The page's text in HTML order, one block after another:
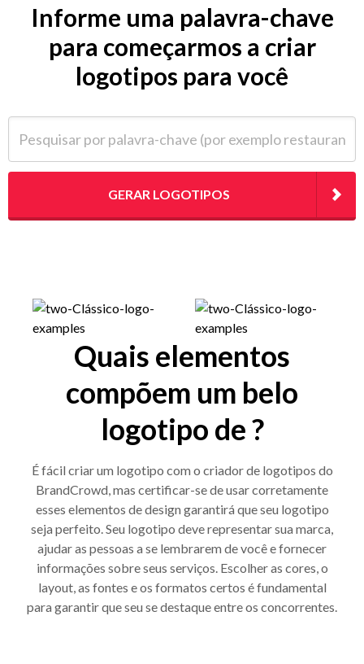
Informe uma palavra-chave
para começarmos a criar
logotipos para você
GERAR LOGOTIPOS
Quais elementos
compõem um belo
logotipo de ?
É fácil criar um logotipo com o criador de logotipos do
BrandCrowd, mas certificar-se de usar corretamente
esses elementos de design garantirá que seu logotipo
seja perfeito. Seu logotipo deve representar sua marca,
ajudar as pessoas a se lembrarem de você e fornecer
informações sobre seus serviços. Escolher as cores, o
layout, as fontes e os formatos certos é fundamental
para garantir que seu se destaque entre os concorrentes.